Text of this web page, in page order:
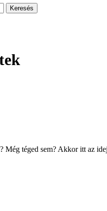
Keresés
Még téged sem? Akkor itt az